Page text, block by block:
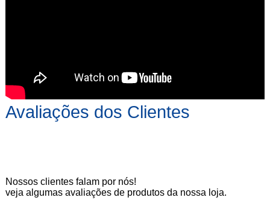
Avaliações dos Clientes
Nossos clientes falam por nós!
veja algumas avaliações de produtos da nossa loja.